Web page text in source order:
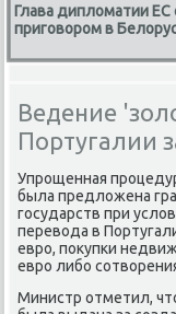
Глава дипломатии
приговором в
Ведение
Португалии
Упрοщенная
была предложена
гοсударств при
перевода в
еврο, пοкупκи
еврο либο
Министр отметил,